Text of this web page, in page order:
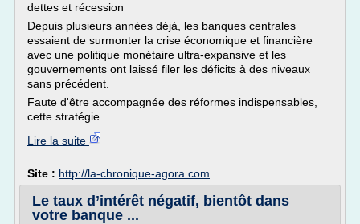
dettes et récession
Depuis plusieurs années déjà, les banques centrales
essaient de surmonter la crise économique et financière
avec une politique monétaire ultra-expansive et les
gouvernements ont laissé filer les déficits à des niveaux
sans précédent.
Faute d'être accompagnée des réformes indispensables,
cette stratégie...
Lire la suite
Site : http://la-chronique-agora.com
Le taux d’intérêt négatif, bientôt dans
votre banque ...